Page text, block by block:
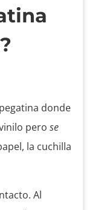
donde
pero se
la cuchilla
Al